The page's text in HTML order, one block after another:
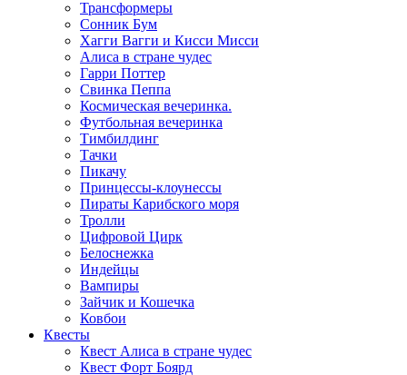
Трансформеры
Сонник Бум
Хагги Вагги и Кисси Мисси
Алиса в стране чудес
Гарри Поттер
Свинка Пеппа
Космическая вечеринка.
Футбольная вечеринка
Тимбилдинг
Тачки
Пикачу
Принцессы-клоунессы
Пираты Карибского моря
Тролли
Цифровой Цирк
Белоснежка
Индейцы
Вампиры
Зайчик и Кошечка
Ковбои
Квесты
Квест Алиса в стране чудес
Квест Форт Боярд